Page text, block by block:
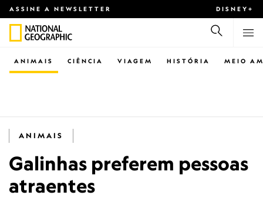
ASSINE A NEWSLETTER DISNEY+
CIÊNCIA VIAGEM
ANIMAIS HISTÓRIA MEIO
ANIMAIS
Galinhas preferem pessoas
atraentes